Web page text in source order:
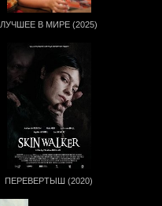
ЛУЧШЕЕ В МИРЕ (2025)
ПЕРЕВЕРТЫШ (2020)